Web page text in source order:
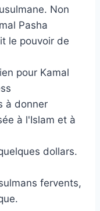
Non
Pasha
le pouvoir de
pour Kamal
à donner
à l'Islam et à
dollars.
fervents,